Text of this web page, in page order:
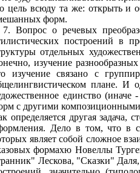
цель всюду та же: открыть и
форм.
Вопрос о речевых
построений в
отдельных
изучение
изучение связано с
плане. И
единство
с другими композиционными
определяется другая задача,
Дело в том, что в
являет собой сложное
формахю Новеллы
Лескова, "Сказки"